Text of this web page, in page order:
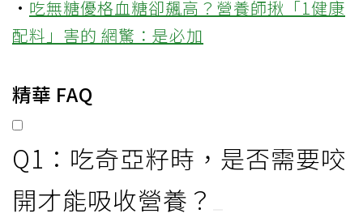
· 吃無糖優格血糖卻飆高？營養師揪「1健康
配料」害的 網驚：是必加
精華 FAQ
Q1：吃奇亞籽時，是否需要咬
開才能吸收營養？